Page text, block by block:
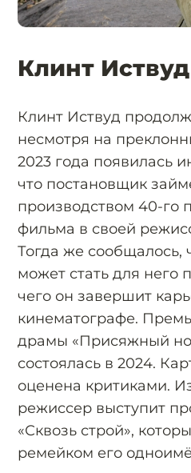
Клинт
Клинт Иствуд
несмотря на
2023 года появилась
что постановщик
производством 40-го
фильма в своей
Тогда же сообщалось,
может стать для него
чего он завершит
кинематографе.
драмы «Присяжный
состоялась в 2024.
оценена критиками.
режиссер выступит
«Сквозь строй»,
ремейком его